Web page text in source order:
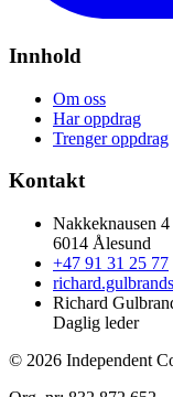
Innhold
Om oss
Har oppdrag
Trenger oppdrag
Kontakt
Nakkeknausen 4
6014 Ålesund
+47 91 31 25 77
Richard
Daglig leder
© 2026 Independent